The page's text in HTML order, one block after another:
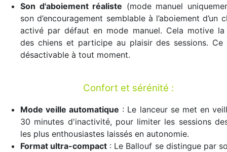
Son d'aboiement réaliste (mode manuel
son d’encouragement semblable à l’aboiement d’un
activé par défaut en mode manuel. Cela motive
des chiens et participe au plaisir des sessions. Ce
désactivable à tout moment.
Confort et sérénité :
Mode veille automatique : Le lanceur se met en
30 minutes d'inactivité, pour limiter les sessions
les plus enthousiastes laissés en autonomie.
Format ultra-compact : Le Ballouf se distingue par